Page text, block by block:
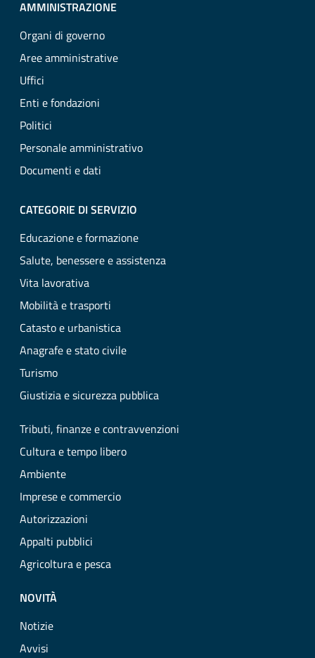
AMMINISTRAZIONE
Organi di governo
Aree amministrative
Uffici
Enti e fondazioni
Politici
Personale amministrativo
Documenti e dati
CATEGORIE DI SERVIZIO
Educazione e formazione
Salute, benessere e assistenza
Vita lavorativa
Mobilità e trasporti
Catasto e urbanistica
Anagrafe e stato civile
Turismo
Giustizia e sicurezza pubblica
Tributi, finanze e contravvenzioni
Cultura e tempo libero
Ambiente
Imprese e commercio
Autorizzazioni
Appalti pubblici
Agricoltura e pesca
NOVITÀ
Notizie
Avvisi